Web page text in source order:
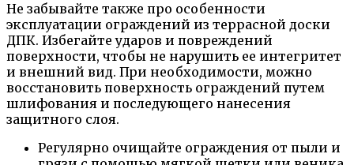
Не забывайте также про особенности
эксплуатации ограждений из террасной доски
ДПК. Избегайте ударов и повреждений
поверхности, чтобы не нарушить ее интегритет
и внешний вид. При необходимости, можно
восстановить поверхность ограждений путем
шлифования и последующего нанесения
защитного слоя.
Регулярно очищайте ограждения от пыли и